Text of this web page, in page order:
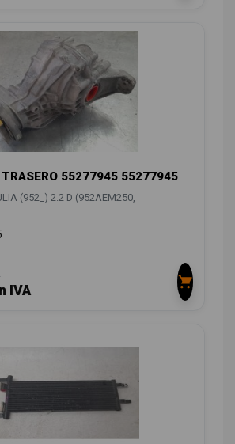
TRASERO 55277945 55277945
(952_) 2.2 D (952AEM250,
IVA